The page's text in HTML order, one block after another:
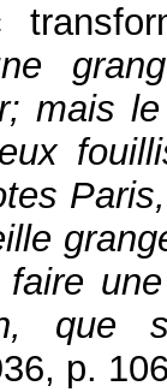
mais
Paris,
que
, p.